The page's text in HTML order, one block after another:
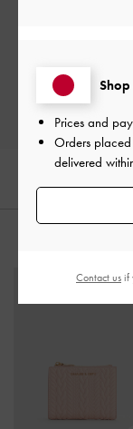
Prices and
Orders
delivered
Contact usif